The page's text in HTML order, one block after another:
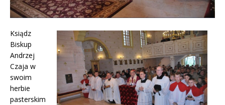
Ksiądz
Biskup
Andrzej
Czaja w
swoim
herbie
pasterskim